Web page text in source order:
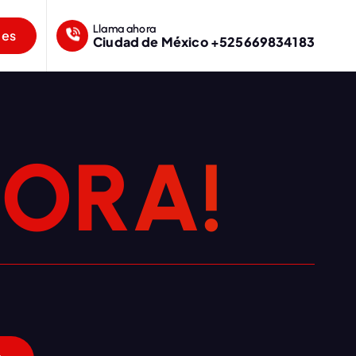
Llama ahora
Ciudad de México +525669834183
ORA!